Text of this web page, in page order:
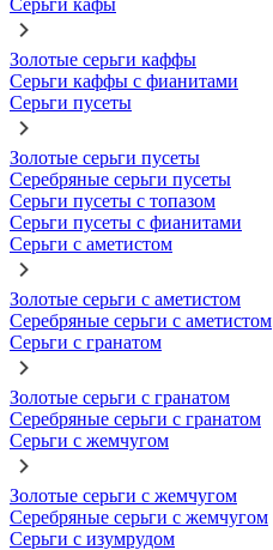
Серьги кафы
Золотые серьги каффы
Серьги каффы с фианитами
Серьги пусеты
Золотые серьги пусеты
Серебряные серьги пусеты
Серьги пусеты с топазом
Серьги пусеты с фианитами
Серьги с аметистом
Золотые серьги с аметистом
Серебряные серьги с аметистом
Серьги с гранатом
Золотые серьги с гранатом
Серебряные серьги с гранатом
Серьги с жемчугом
Золотые серьги с жемчугом
Серебряные серьги с жемчугом
Серьги с изумрудом